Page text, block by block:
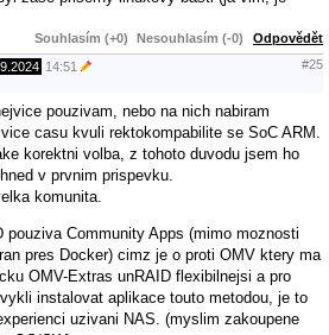
Souhlasím (+0) Nesouhlasím (-0) Odpovědět
14:51 #25
pouzivam, nebo na nich nabiram
casu kvuli rektokompabilite se SoC ARM.
korektni volba, z tohoto duvodu jsem ho
v prvnim prispevku.
komunita.
pouziva Community Apps (mimo moznosti
pres Docker) cimz je o proti OMV ktery ma
OMV-Extras unRAID flexibilnejsi a pro
instalovat aplikace touto metodou, je to
uzivani NAS. (myslim zakoupene